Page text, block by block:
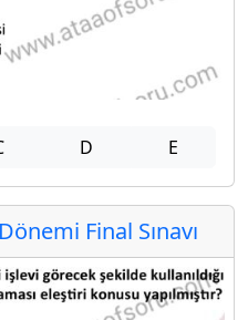
D E
Final Sınavı